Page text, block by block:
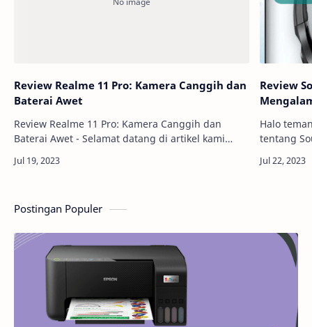
Review Realme 11 Pro: Kamera Canggih dan
Baterai Awet
Review Realme 11 Pro: Kamera Canggih dan
Baterai Awet - Selamat datang di artikel kami
mengenai Realme 11 Pro, sebuah smartphone
Review
Halo
tentang
musik
Postingan Populer